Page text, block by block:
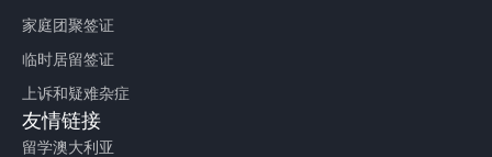
家庭团聚签证
临时居留签证
上诉和疑难杂症
友情链接
留学澳大利亚